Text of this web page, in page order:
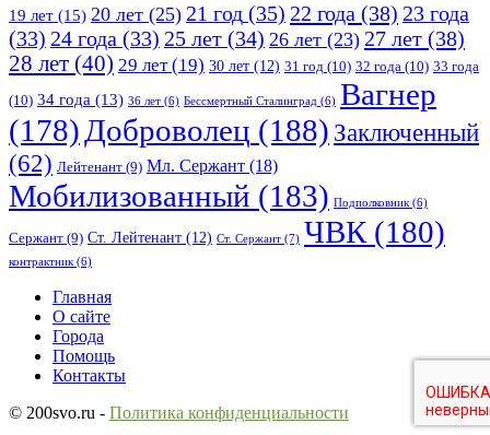
19 лет (15) 20 лет (25) 21 год (35) 22 года (38) 23 года
(33) 24 года (33) 25 лет (34) 26 лет (23) 27 лет (38)
28 лет (40) 29 лет(19) 30 лет (12) 31 год (10) 32 года (10) 33 года
(10) 34 года (13) 36 лет (6) Бессмертный Сталинград (6) Вагнер
(178)Доброволец (188) Заключенный
(62) Лейтенант (9) Мл. Сержант (18)
Мобилизованный (183) Подполковник(6)
Сержант (9) Ст. Лейтенант (12) Ст. Сержант (7) ЧВК(180)
контрактник(6)
Исследовать
Главная
О сайте
Города
Помощь
Контакты
© 200svo.ru - Политика конфиденциальности